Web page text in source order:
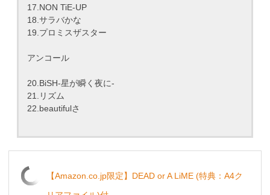
17.NON TiE-UP
18.サラバかな
19.プロミスザスター
アンコール
20.BiSH-星が瞬く夜に-
21.リズム
22.beautifulさ
【Amazon.co.jp限定】DEAD or A LiME (特典：A4ク